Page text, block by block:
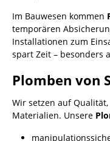
Im Bauwesen kommen
temporären
Installationen zum
spart Zeit – besonders
Plomben von
Wir setzen auf
Materialien. Unsere